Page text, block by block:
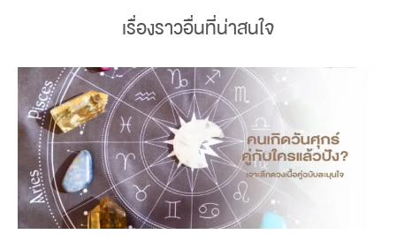
เรื่องราวอื่นที่น่าสนใจ